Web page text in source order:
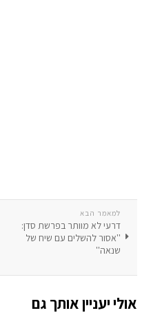
למאמר הבא
דרעי לא מוותר בפרשת סדן:
''אסור להשלים עם שיח של
שנאה''
אולי יעניין אותך גם